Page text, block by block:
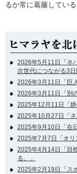
るか常に葛藤している
2026年5月11日「ネ
次世代につながる3日
2026年3月11日「巨
2026年3月11日「別
2025年12月11日「静
2025年10月27日「ネ
2025年9月10日「在
2025年7月7日「オリ
2025年4月14日「目
る。」
2025年2月19日「ス